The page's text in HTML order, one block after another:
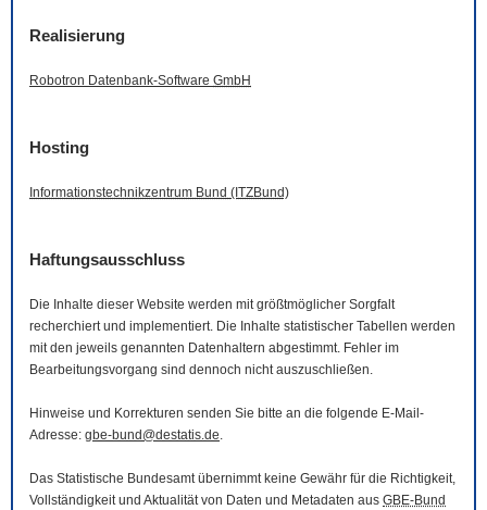
Realisierung
Robotron Datenbank-Software GmbH
Hosting
Informationstechnikzentrum Bund (ITZBund)
Haftungsausschluss
Die Inhalte dieser Website werden mit größtmöglicher Sorgfalt
recherchiert und implementiert. Die Inhalte statistischer Tabellen werden
mit den jeweils genannten Datenhaltern abgestimmt. Fehler im
Bearbeitungsvorgang sind dennoch nicht auszuschließen.
Hinweise und Korrekturen senden Sie bitte an die folgende E-Mail -
Adresse: gbe-bund@destatis.de.
Das Statistische Bundesamt übernimmt keine Gewähr für die Richtigkeit,
Vollständigkeit und Aktualität von Daten und Metadaten aus GBE-Bund